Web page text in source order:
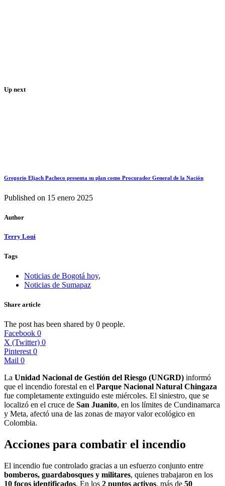
Up next
Gregorio Eljach Pacheco presenta su plan como Procurador General de la Nación
Published on 15 enero 2025
Author
Terry Loui
Tags
Noticias de Bogotá hoy,
Noticias de Sumapaz
Share article
The post has been shared by 0 people.
Facebook 0
X (Twitter) 0
Pinterest 0
Mail 0
La Unidad Nacional de Gestión del Riesgo (UNGRD) informó
que el incendio forestal en el Parque Nacional Natural Chingaza
fue completamente extinguido este miércoles. El siniestro, que se
localizó en el cruce de San Juanito, en los límites de Cundinamarca
y Meta, afectó una de las zonas de mayor valor ecológico en
Colombia.
Acciones para combatir el incendio
El incendio fue controlado gracias a un esfuerzo conjunto entre
bomberos, guardabosques y militares, quienes trabajaron en los
10 focos identificados. En los 2 puntos activos, más de 50